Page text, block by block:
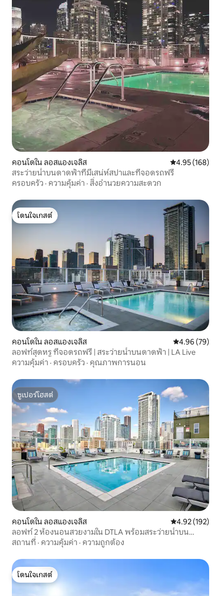
คอนโดใน ลอสแองเจลิส คะแนนเฉลี่ย
4.95 (168)
สระว่ายน้ำบนดาดฟ้าที่มีเสน่ห์สปาและที่จอดรถฟรี
ครอบครัว · ความคุ้มค่า · สิ่งอำนวยความสะดวก
โดนใจเกสต์
โดนใจเกสต์
คอนโดใน ลอสแองเจลิส คะแนนเฉลี่ย
4.96 (79)
ลอฟท์สุดหรู ที่จอดรถฟรี | สระว่ายน้ำบนดาดฟ้า | LA Live
ความคุ้มค่า · ครอบครัว · คุณภาพการนอน
ซูเปอร์โฮสต์
ซูเปอร์โฮสต์
คอนโดใน ลอสแองเจลิส คะแนนเฉลี่ย
4.92 (192)
ลอฟท์ 2 ห้องนอนสวยงามใน DTLA พร้อมสระว่ายน้ำบน
ดาดฟ้า
สถานที่ · ความคุ้มค่า · ความถูกต้อง
โดนใจเกสต์
โดนใจเกสต์